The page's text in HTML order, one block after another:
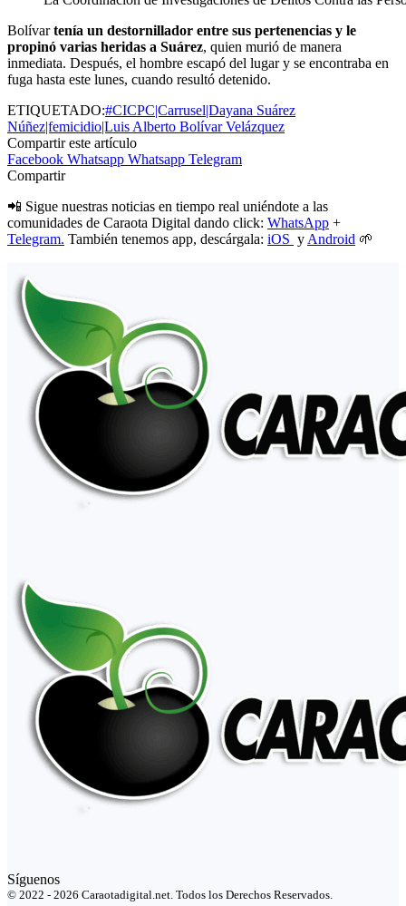
Bolívartenía un destornillador entre sus pertenencias y le
propinó varias heridas a Suárez, quien murió de manera
inmediata. Después, el hombre escapó del lugar y se encontraba en
fuga hasta este lunes, cuando resultó detenido.
ETIQUETADO:#CICPC|Carrusel|Dayana Suárez
Núñez|femicidio|Luis Alberto Bolívar Velázquez
Compartir este artículo
Facebook Whatsapp Whatsapp Telegram
Compartir
📲 Sigue nuestras noticias en tiempo real uniéndote a las
comunidades de Caraota Digital dando click: WhatsApp +
Telegram. También tenemos app, descárgala: iOS y Android 🌱
Síguenos
© 2022 - 2026 Caraotadigital.net. Todos los Derechos Reservados.